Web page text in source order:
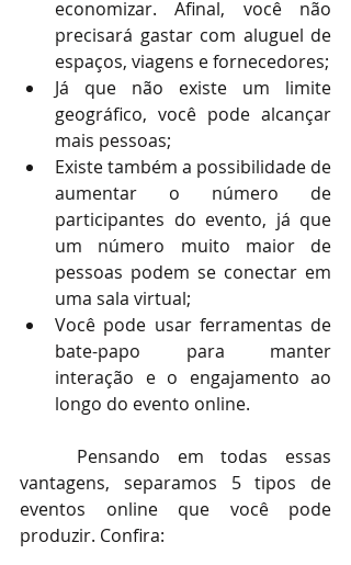
economizar. Afinal, você não
precisará gastar com aluguel de
espaços, viagens e fornecedores;
Já que não existe um limite
geográfico, você pode alcançar
mais pessoas;
Existe também a possibilidade de
aumentar o número de
participantes do evento, já que
um número muito maior de
pessoas podem se conectar em
uma sala virtual;
Você pode usar ferramentas de
bate-papo para manter
interação e o engajamento ao
longo do evento online.
Pensando em todas essas
vantagens, separamos 5 tipos de
eventos online que você pode
produzir. Confira: